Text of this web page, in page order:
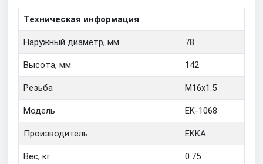
Техническая информация
Наружный диаметр, мм 78
Высота, мм 142
Резьба M16x1.5
Модель EK-1068
Производитель EKKA
Вес, кг 0.75